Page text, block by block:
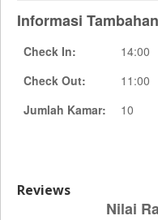
Informasi
Check In:
14:00
Check Out:
11:00
Jumlah Kamar:
10
Reviews
Nilai